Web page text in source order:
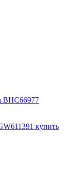
BHC66977